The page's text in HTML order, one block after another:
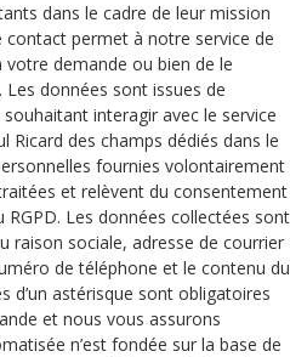
dans le cadre de leur mission
contact permet à notre service de
demande ou bien de le
données sont issues de
interagir avec le service
Ricard des champs dédiés dans le
fournies volontairement
et relèvent du consentement
Les données collectées sont
raison sociale, adresse de courrier
de téléphone et le contenu du
d’un astérisque sont obligatoires
et nous vous assurons
n’est fondée sur la base de